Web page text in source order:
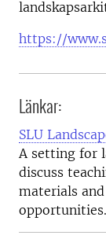
https://
Länkar:
SLU
A setting for
discuss
materials
opportunities.